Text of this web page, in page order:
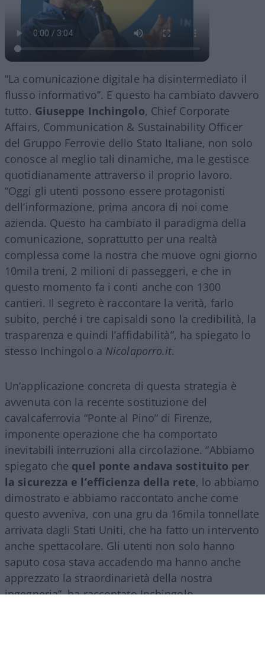
“La comunicazione digitale ha disintermediato il
flusso informativo”. E questo ha cambiato davvero
tutto. Giuseppe Inchingolo, Chief Corporate
Affairs, Communication & Sustainability Officer
del Gruppo Ferrovie dello Stato Italiane, non solo
conosce al meglio tali dinamiche, ma le gestisce
quotidianamente attraverso il proprio lavoro.
“Oggi gli utenti possono essere protagonisti
dell’informazione, prima ancora di noi come
azienda. Questo ha cambiato il paradigma della
comunicazione, soprattutto per una realtà
complessa come la nostra che muove ogni giorno
10mila treni, 2 milioni di passeggeri, e che in
questo momento fa i conti anche con 1300
cantieri. Il segreto è raccontare la verità, farlo
subito, perché i tre capisaldi sono la credibilità, la
trasparenza e quindi l’affidabilità”, ha spiegato lo
stesso Inchingolo a Nicolaporro.it.
Un’applicazione concreta di questa strategia è
avvenuta con la recente sostituzione del
cavalcaferrovia “Ponte al Pino” di Firenze,
imponente operazione che ha comportato
inevitabili interruzioni alla circolazione. “Abbiamo
spiegato che quel ponte andava sostituito per
la sicurezza e l’efficienza della rete, lo abbiamo
dimostrato e abbiamo raccontato anche come
questo avveniva, con una gru da 16mila tonnellate
arrivata dagli Stati Uniti, che ha fatto un intervento
anche spettacolare. Gli utenti non solo hanno
saputo cosa stava accadendo ma hanno anche
apprezzato la straordinarietà della nostra
ingegneria”, ha raccontato Inchingolo.